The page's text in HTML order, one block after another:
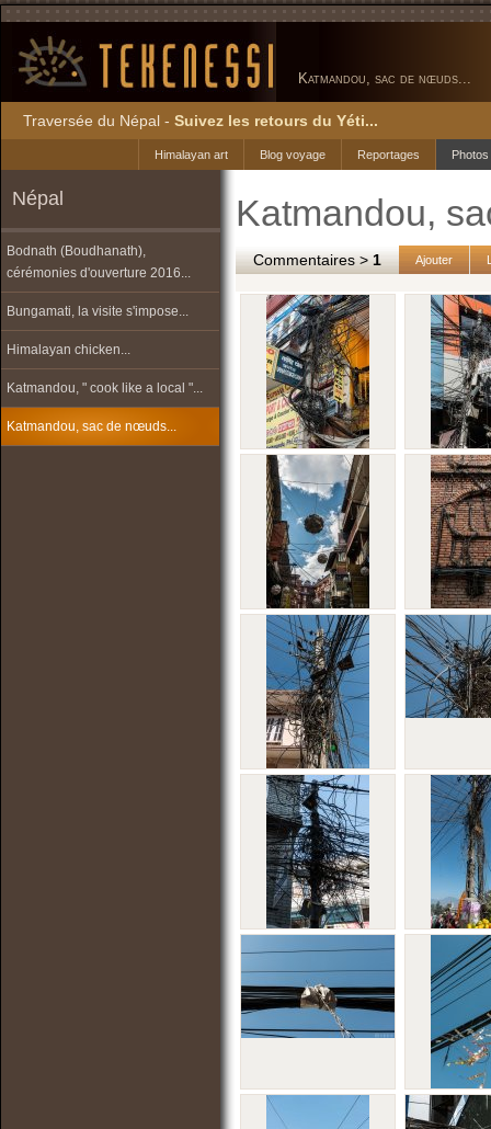
Katmandou, sac de nœuds...
Traversée du Népal - Suivez les retours du Yéti...
Photos
Reportages
Blog voyage
Himalayan art
Népal
Bodnath (Boudhanath),
cérémonies d'ouverture 2016...
Bungamati, la visite s'impose...
Himalayan chicken...
Katmandou, " cook like a local "...
Katmandou, sac de nœuds...
Katmandou,
Commentaires >1 Ajouter